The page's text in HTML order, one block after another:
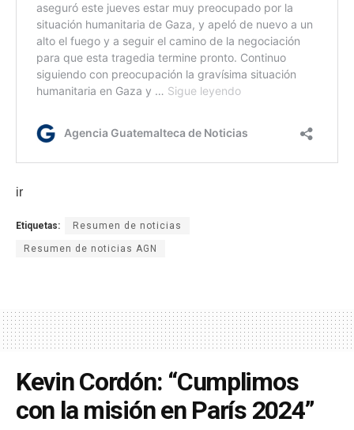
ir
Etiquetas: Resumen de noticias
Resumen de noticias AGN
Kevin Cordón: “Cumplimos
con la misión en París 2024”